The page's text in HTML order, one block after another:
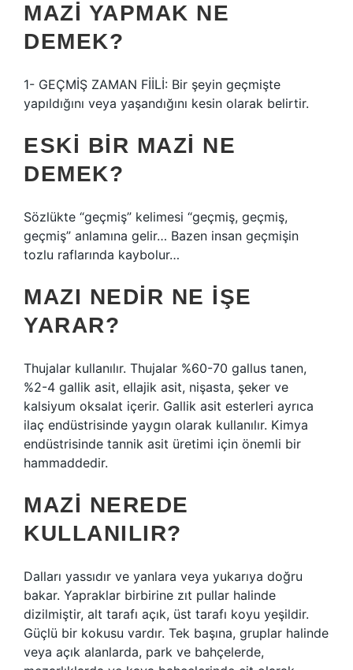
MAZI YAPMAK NE
DEMEK?
1- GEÇMİŞ ZAMAN FİİLİ: Bir şeyin geçmişte
yapıldığını veya yaşandığını kesin olarak belirtir.
ESKI BIR MAZI NE
DEMEK?
Sözlükte “geçmiş” kelimesi “geçmiş, geçmiş,
geçmiş” anlamına gelir… Bazen insan geçmişin
tozlu raflarında kaybolur…
MAZI NEDIR NE IŞE
YARAR?
Thujalar kullanılır. Thujalar %60-70 gallus tanen,
%2-4 gallik asit, ellajik asit, nişasta, şeker ve
kalsiyum oksalat içerir. Gallik asit esterleri ayrıca
ilaç endüstrisinde yaygın olarak kullanılır. Kimya
endüstrisinde tannik asit üretimi için önemli bir
hammaddedir.
MAZI NEREDE
KULLANILIR?
Dalları yassıdır ve yanlara veya yukarıya doğru
bakar. Yapraklar birbirine zıt pullar halinde
dizilmiştir, alt tarafı açık, üst tarafı koyu yeşildir.
Güçlü bir kokusu vardır. Tek başına, gruplar halinde
veya açık alanlarda, park ve bahçelerde,